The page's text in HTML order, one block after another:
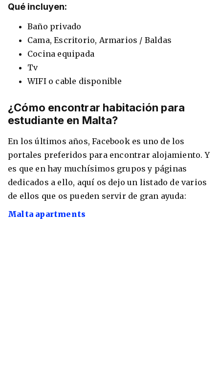
Qué incluyen:
Baño privado
Cama, Escritorio, Armarios / Baldas
Cocina equipada
Tv
WIFI o cable disponible
¿Cómo encontrar habitación para
estudiante en Malta?
En los últimos años, Facebook es uno de los
portales preferidos para encontrar alojamiento. Y
es que en hay muchísimos grupos y páginas
dedicados a ello, aquí os dejo un listado de varios
de ellos que os pueden servir de gran ayuda:
Malta apartments